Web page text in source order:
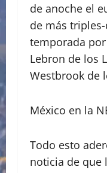
de anoche el
de más
temporada
Lebron de los
Westbrook de
México en la
Todo esto
noticia de que